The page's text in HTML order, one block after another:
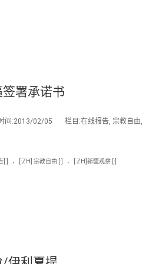
署承诺书
间:2013/02/05 栏目:在线报告, 宗教自由,
[:] . [:ZH] 宗教自由 [:] . [:ZH]新疆观察 [:]